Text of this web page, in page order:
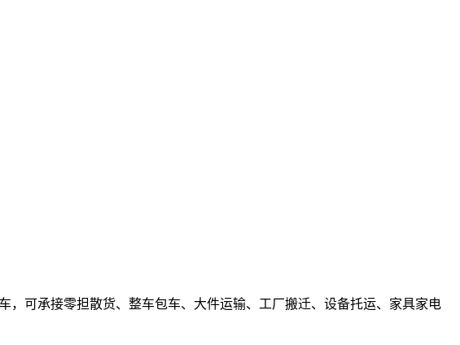
，可承接零担散货、整车包车、大件运输、工厂搬迁、设备托运、家具家电